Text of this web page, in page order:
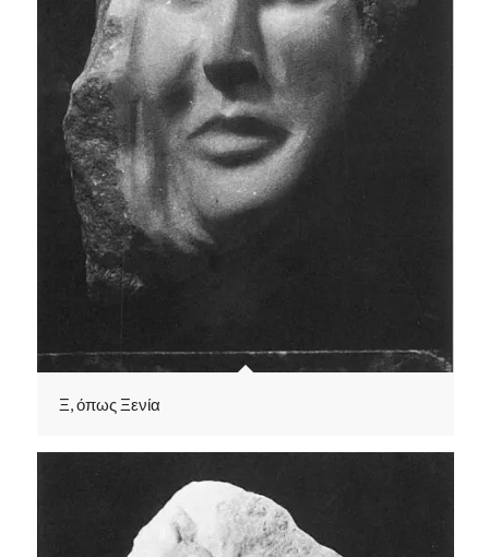
Ξ, όπως Ξενία